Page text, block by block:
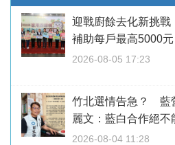
迎戰廚餘去化新挑
補助每戶最高5000
2026-08-05 17:23
竹北選情告急？ 藍
麗文：藍白合作絕不
2026-08-04 11:28